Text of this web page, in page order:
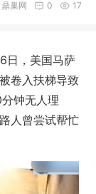
17
0
鼎巢网
日，美国马萨
卷入扶梯导致
钟无人理
人曾尝试帮忙